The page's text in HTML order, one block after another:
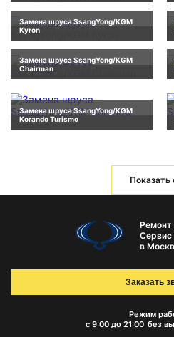
Замена шруса SsangYong/KGM
Kyron
Замена шруса SsangYong/KGM
Chairman
Замена шруса SsangYong/KGM
Korando Turismo
Показать
Ремонт
Сервис
в
Режим
с 9:00 до 21:00 без
Заказать